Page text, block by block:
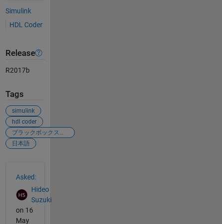
Simulink
HDL Coder
Release
R2017b
Tags
simulink
hdl coder
ブラックボックスインターフェース
日本語
Asked:
Hideo
Suzuki
on 16
May